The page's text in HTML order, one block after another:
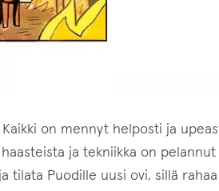
on mennyt helposti ja
ja tekniikka on pelannut
tilata Puodille uusi ovi, sillä rahaa